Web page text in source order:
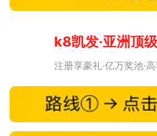
k8凯发·亚洲顶
注册享豪礼·亿万奖池·